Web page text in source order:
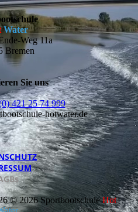
Water
Weg 11a
Bremen
Sie uns
421 25 74 999
hotwater.de
© 2026 SportbootschuleHot